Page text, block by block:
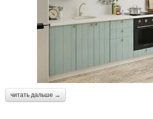
читать дальше →